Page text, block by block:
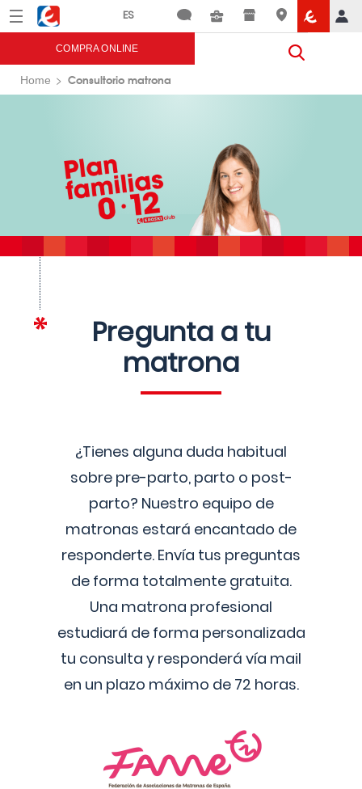
Menú Eroski
COMPRA ONLINE
Home Consultorio matrona
Pregunta a tu
matrona
¿Tienes alguna duda habitual
sobre pre-parto, parto o post-
parto? Nuestro equipo de
matronas estará encantado de
responderte. Envía tus preguntas
de forma totalmente gratuita.
Una matrona profesional
estudiará de forma personalizada
tu consulta y responderá vía mail
en un plazo máximo de 72 horas.